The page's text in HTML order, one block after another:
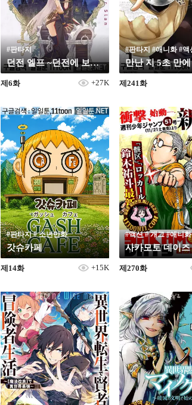
#판타지
던전 엘프 ~던전에 보물상자가 있는 건 당연한 일인가요~
제6화 +27K
#판타지 #애니화 #액
만난 지 5초 만
제241화
#판타지 # 소년만화
갓슈카페
제14화 +15K
#액션 # 개그 #애니화
사카모토 데이즈
제270화